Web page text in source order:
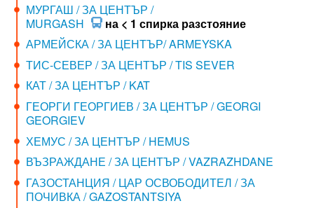
МУРГАШ / ЗА ЦЕНТЪР /
MURGASH
на < 1 спирка разстояние
АРМЕЙСКА / ЗА ЦЕНТЪР/ ARMEYSKA
ТИС-СЕВЕР / ЗА ЦЕНТЪР / TIS SEVER
КАТ / ЗА ЦЕНТЪР / KAT
ГЕОРГИ ГЕОРГИЕВ / ЗА ЦЕНТЪР / GEORGI
GEORGIEV
ХЕМУС / ЗА ЦЕНТЪР / HEMUS
ВЪЗРАЖДАНЕ / ЗА ЦЕНТЪР / VAZRAZHDANE
ГАЗОСТАНЦИЯ / ЦАР ОСВОБОДИТЕЛ / ЗА
ПОЧИВКА / GAZOSTANTSIYA